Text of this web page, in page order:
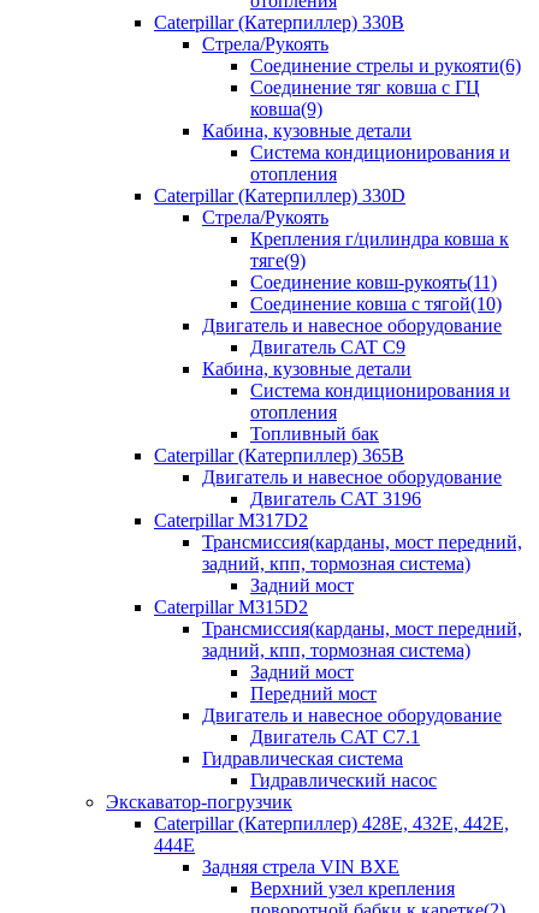
Caterpillar (Катерпиллер) 330B
Стрела/Рукоять
Соединение стрелы и рукояти(6)
Соединение тяг ковша с ГЦ
ковша(9)
Кабина, кузовные детали
Система кондиционирования и
отопления
Caterpillar (Катерпиллер) 330D
Стрела/Рукоять
Крепления г/цилиндра ковша к
тяге(9)
Соединение ковш-рукоять(11)
Соединение ковша с тягой(10)
Двигатель и навесное оборудование
Двигатель CAT C9
Кабина, кузовные детали
Система кондиционирования и
отопления
Топливный бак
Caterpillar (Катерпиллер) 365B
Двигатель и навесное оборудование
Двигатель CAT 3196
Caterpillar M317D2
Трансмиссия(карданы, мост передний,
задний, кпп, тормозная система)
Задний мост
Caterpillar M315D2
Трансмиссия(карданы, мост передний,
задний, кпп, тормозная система)
Задний мост
Передний мост
Двигатель и навесное оборудование
Двигатель CAT C7.1
Гидравлическая система
Гидравлический насос
Экскаватор-погрузчик
Caterpillar (Катерпиллер) 428E, 432E, 442E,
444E
Задняя стрела VIN BXE
Верхний узел крепления